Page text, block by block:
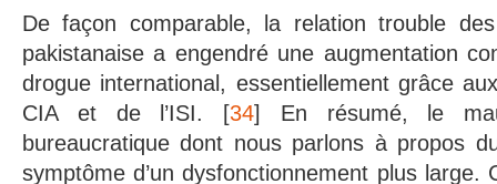
De façon comparable, la relation trouble
pakistanaise a engendré une augmentation
drogue international, essentiellement grâce
CIA et de l’ISI. [34] En résumé, le
bureaucratique dont nous parlons à propos
symptôme d’un dysfonctionnement plus large.